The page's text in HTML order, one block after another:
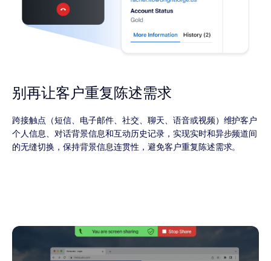
别再让客户重复陈述需求
跨接触点（短信、电子邮件、社交、聊天、语音或视频）维护客户
个人信息、对话背景信息和互动历史记录，实现实时和异步频道间
的无缝切换，保持背景信息连贯性，避免客户重复陈述需求。